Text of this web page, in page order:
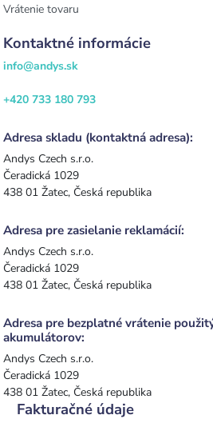
Vrátenie tovaru
Kontaktné informácie
info@andys.sk
+420 733 180 793
Adresa skladu (kontaktná adresa):
Andys Czech s.r.o.
Čeradická 1029
438 01 Žatec, Česká republika
Adresa pre zasielanie reklamácií:
Andys Czech s.r.o.
Čeradická 1029
438 01 Žatec, Česká republika
Adresa pre bezplatné vrátenie
akumulátorov:
Andys Czech s.r.o.
Čeradická 1029
438 01 Žatec, Česká republika
Fakturačné údaje